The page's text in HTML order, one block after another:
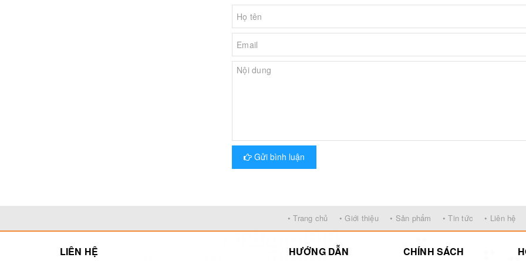
Gửi bình luận
• Trang chủ • Giới thiệu • Sản phẩm • Tin tức • Liên hệ
LIÊN HỆ HƯỚNG DẪN CHÍNH SÁCH